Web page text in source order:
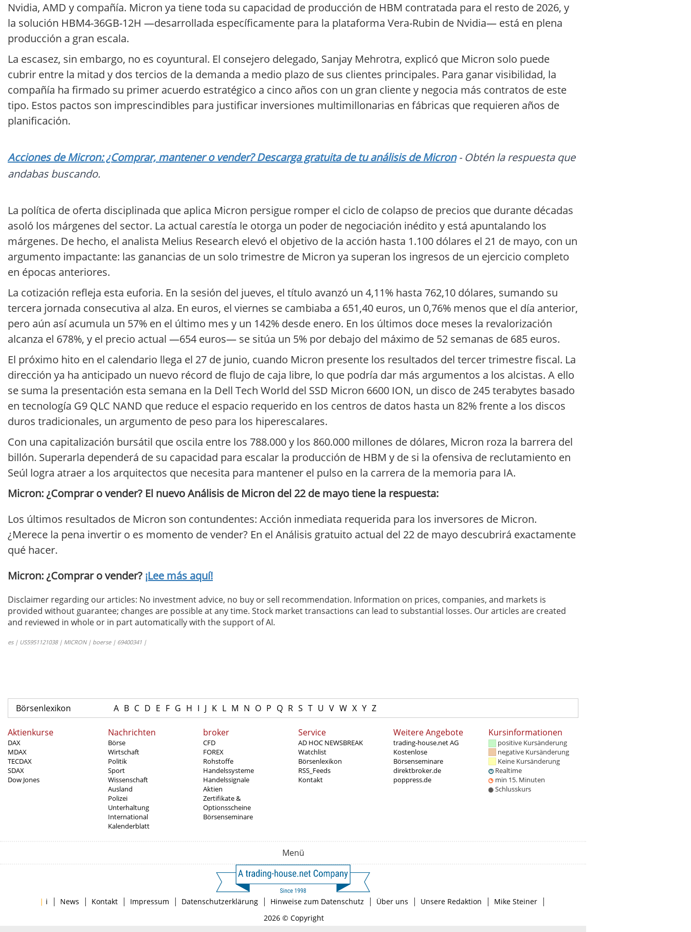
Nvidia, AMD y compañía. Micron ya tiene toda su capacidad de producción de HBM contratada para el resto de 2026, y
la solución HBM4-36GB-12H —desarrollada específicamente para la plataforma Vera-Rubin de Nvidia— está en plena
producción a gran escala.
La escasez, sin embargo, no es coyuntural. El consejero delegado, Sanjay Mehrotra, explicó que Micron solo puede
cubrir entre la mitad y dos tercios de la demanda a medio plazo de sus clientes principales. Para ganar visibilidad, la
compañía ha firmado su primer acuerdo estratégico a cinco años con un gran cliente y negocia más contratos de este
tipo. Estos pactos son imprescindibles para justificar inversiones multimillonarias en fábricas que requieren años de
planificación.
Acciones de Micron: ¿Comprar, mantener o vender? Descarga gratuita de tu análisis de Micron- Obtén la respuesta que
andabas buscando.
La política de oferta disciplinada que aplica Micron persigue romper el ciclo de colapso de precios que durante décadas
asoló los márgenes del sector. La actual carestía le otorga un poder de negociación inédito y está apuntalando los
márgenes. De hecho, el analista Melius Research elevó el objetivo de la acción hasta 1.100 dólares el 21 de mayo, con un
argumento impactante: las ganancias de un solo trimestre de Micron ya superan los ingresos de un ejercicio completo
en épocas anteriores.
La cotización refleja esta euforia. En la sesión del jueves, el título avanzó un 4,11% hasta 762,10 dólares, sumando su
tercera jornada consecutiva al alza. En euros, el viernes se cambiaba a 651,40 euros, un 0,76% menos que el día anterior,
pero aún así acumula un 57% en el último mes y un 142% desde enero. En los últimos doce meses la revalorización
alcanza el 678%, y el precio actual —654 euros— se sitúa un 5% por debajo del máximo de 52 semanas de 685 euros.
El próximo hito en el calendario llega el 27 de junio, cuando Micron presente los resultados del tercer trimestre fiscal. La
dirección ya ha anticipado un nuevo récord de flujo de caja libre, lo que podría dar más argumentos a los alcistas. A ello
se suma la presentación esta semana en la Dell Tech World del SSD Micron 6600 ION, un disco de 245 terabytes basado
en tecnología G9 QLC NAND que reduce el espacio requerido en los centros de datos hasta un 82% frente a los discos
duros tradicionales, un argumento de peso para los hiperescalares.
Con una capitalización bursátil que oscila entre los 788.000 y los 860.000 millones de dólares, Micron roza la barrera del
billón. Superarla dependerá de su capacidad para escalar la producción de HBM y de si la ofensiva de reclutamiento en
Seúl logra atraer a los arquitectos que necesita para mantener el pulso en la carrera de la memoria para IA.
Micron: ¿Comprar o vender? El nuevo Análisis de Micron del 22 de mayo tiene la respuesta:
Los últimos resultados de Micron son contundentes: Acción inmediata requerida para los inversores de Micron.
¿Merece la pena invertir o es momento de vender? En el Análisis gratuito actual del 22 de mayo descubrirá exactamente
qué hacer.
Micron: ¿Comprar o vender? ¡Lee más aquí!
Disclaimer regarding our articles: No investment advice, no buy or sell recommendation. Information on prices, companies, and markets is
provided without guarantee; changes are possible at any time. Stock market transactions can lead to substantial losses. Our articles are created
and reviewed in whole or in part automatically with the support of AI.
es | US5951121038 | MICRON | boerse | 69400341 |
Börsenlexikon A B C D E F G H I J K L M N O P Q R S T U V W X Y Z
Aktienkurse
DAX
MDAX
TECDAX
SDAX
Dow Jones
Nachrichten
Börse
Wirtschaft
Politik
Sport
Wissenschaft
Ausland
Polizei
Unterhaltung
International
Kalenderblatt
broker
CFD
FOREX
Rohstoffe
Handelssysteme
Handelssignale
Aktien
Zertifikate &
Optionsscheine
Börsenseminare
Service
AD HOC NEWSBREAK
Watchlist
Börsenlexikon
RSS_Feeds
Kontakt
Weitere Angebote
trading-house.net AG
Kostenlose
Börsenseminare
direktbroker.de
poppress.de
Kursinformationen
positive Kursänderung
negative Kursänderung
Keine Kursänderung
Realtime
min 15. Minuten
Schlusskurs
Menü
| i | News | Kontakt | Impressum | Datenschutzerklärung | Hinweise zum Datenschutz | Über uns | Unsere Redaktion | Mike Steiner |
2026 © Copyright